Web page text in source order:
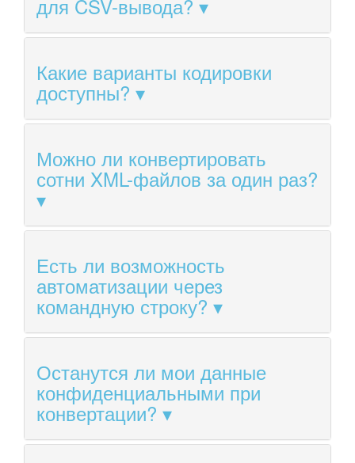
для CSV-вывода?
Какие варианты кодировки
доступны?
Можно ли конвертировать
сотни XML-файлов за один раз?
Есть ли возможность
автоматизации через
командную строку?
Останутся ли мои данные
конфиденциальными при
конвертации?